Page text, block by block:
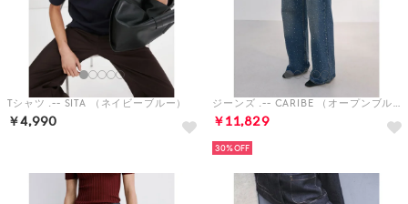
Tシャツ .-- SITA （ネイビーブルー）
￥4,990
ジーンズ .-- CARIBE （オープンブルー）
￥11,829
30%